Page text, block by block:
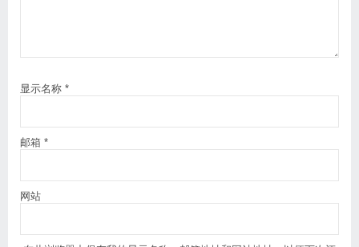
显示名称 *
邮箱 *
网站